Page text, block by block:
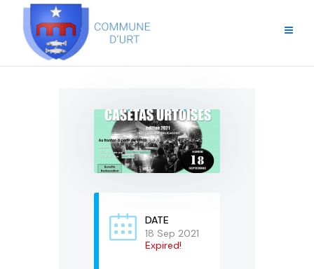
DATE
18 Sep 2021
Expired!